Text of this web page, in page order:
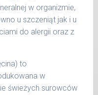
w organizmie,
u szczeniąt jak i u
do alergii oraz z
to
w
świeżych surowców